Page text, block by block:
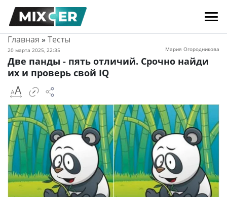
Главная » Тесты
20 марта 2025, 22:35 Мария Огородникова
Две панды - пять отличий. Cрочно найди
их и проверь свой IQ